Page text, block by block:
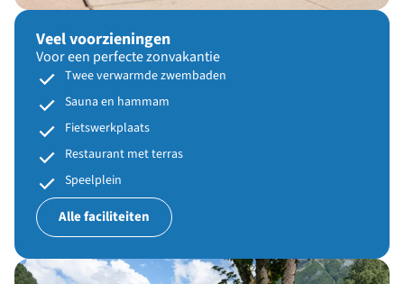
Veel voorzieningen
Voor een perfecte zonvakantie
Twee verwarmde zwembaden
Sauna en hammam
Fietswerkplaats
Restaurant met terras
Speelplein
Alle faciliteiten